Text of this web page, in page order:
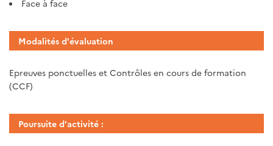
Face à face
Modalités d'évaluation
Epreuves ponctuelles et Contrôles en cours de formation
(CCF)
Poursuite d'activité :